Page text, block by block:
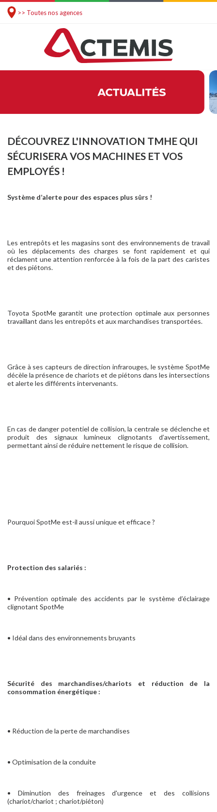
>> Toutes nos agences
DÉCOUVREZ L'INNOVATION TMHE QUI
SÉCURISERA VOS MACHINES ET VOS
EMPLOYÉS !
Système d’alerte pour des espaces plus sûrs !
Les entrepôts et les magasins sont des environnements de travail
où les déplacements des charges se font rapidement et qui
réclament une attention renforcée à la fois de la part des caristes
et des piétons.
Toyota SpotMe garantit une protection optimale aux personnes
travaillant dans les entrepôts et aux marchandises transportées.
Grâce à ses capteurs de direction infrarouges, le système SpotMe
décèle la présence de chariots et de piétons dans les intersections
et alerte les différents intervenants.
En cas de danger potentiel de collision, la centrale se déclenche et
produit des signaux lumineux clignotants d’avertissement,
permettant ainsi de réduire nettement le risque de collision.
Pourquoi SpotMe est-il aussi unique et efficace ?
Protection des salariés :
• Prévention optimale des accidents par le système d’éclairage
clignotant SpotMe
• Idéal dans des environnements bruyants
Sécurité des marchandises/chariots et réduction de la
consommation énergétique :
• Réduction de la perte de marchandises
• Optimisation de la conduite
• Diminution des freinages d'urgence et des collisions
(chariot/chariot ; chariot/piéton)